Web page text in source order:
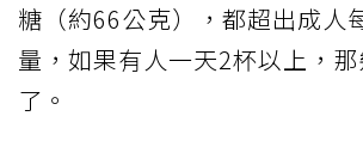
糖（約66公克），都超出成人
量，如果有人一天2杯以上，
了。